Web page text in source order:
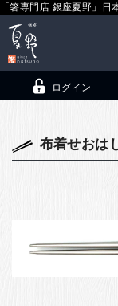
「箸専門店 銀座夏野」日
銀座夏野・箸長に
ログイン
布着せおは